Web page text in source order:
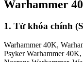
Warhammer
1. Từ khóa chính
Warhammer 40K,
Psyker Warhammer